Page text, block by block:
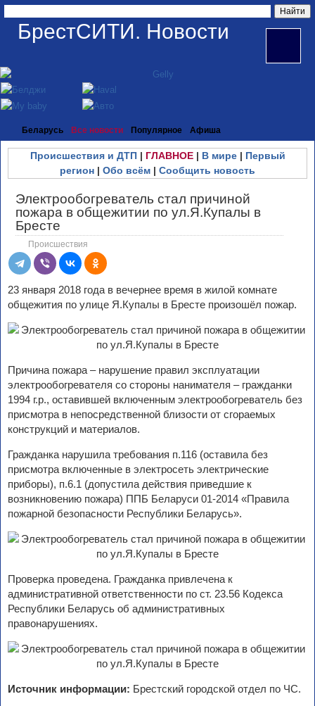
БрестСИТИ. Новости
Беларусь Все новости Популярное Афиша
Происшествия и ДТП| ГЛАВНОЕ| В мире| Первый
регион | Обо всём | Сообщить новость
Электрообогреватель стал причиной
пожара в общежитии по ул.Я.Купалы в
Бресте
Происшествия
23 января 2018 года в вечернее время в жилой комнате
общежития по улице Я.Купалы в Бресте произошёл пожар.
Причина пожара – нарушение правил эксплуатации
электрообогревателя со стороны нанимателя – гражданки
1994 г.р., оставившей включенным электрообогреватель без
присмотра в непосредственной близости от сгораемых
конструкций и материалов.
Гражданка нарушила требования п.116 (оставила без
присмотра включенные в электросеть электрические
приборы), п.6.1 (допустила действия приведшие к
возникновению пожара) ППБ Беларуси 01-2014 «Правила
пожарной безопасности Республики Беларусь».
Проверка проведена. Гражданка привлечена к
административной ответственности по ст. 23.56 Кодекса
Республики Беларусь об административных
правонарушениях.
Источник информации: Брестский городской отдел по ЧС.